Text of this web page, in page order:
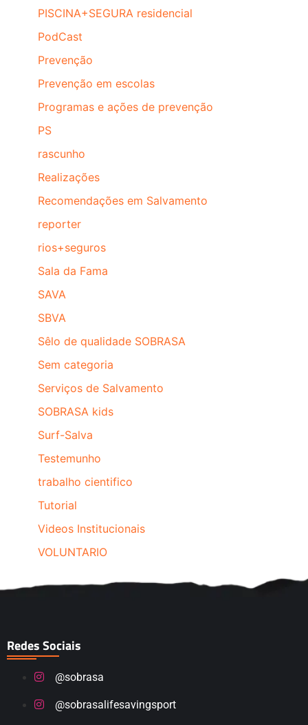
PISCINA+SEGURA residencial
PodCast
Prevenção
Prevenção em escolas
Programas e ações de prevenção
PS
rascunho
Realizações
Recomendações em Salvamento
reporter
rios+seguros
Sala da Fama
SAVA
SBVA
Sêlo de qualidade SOBRASA
Sem categoria
Serviços de Salvamento
SOBRASA kids
Surf-Salva
Testemunho
trabalho cientifico
Tutorial
Videos Institucionais
VOLUNTARIO
Redes Sociais
@sobrasa
@sobrasalifesavingsport